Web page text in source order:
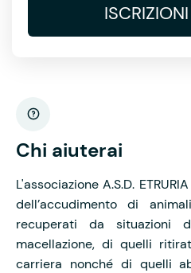
Chi aiuterai
L'associazione A.S.D.
dell’accudimento di
recuperati da situazioni
macellazione, di quelli
carriera nonché di quelli